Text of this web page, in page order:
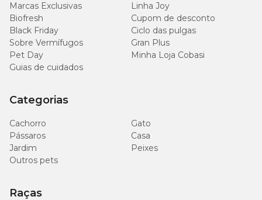
Marcas Exclusivas
Linha Joy
Biofresh
Cupom de desconto
Black Friday
Ciclo das pulgas
Sobre Vermífugos
Gran Plus
Pet Day
Minha Loja Cobasi
Guias de cuidados
Categorias
Cachorro
Gato
Pássaros
Casa
Jardim
Peixes
Outros pets
Raças